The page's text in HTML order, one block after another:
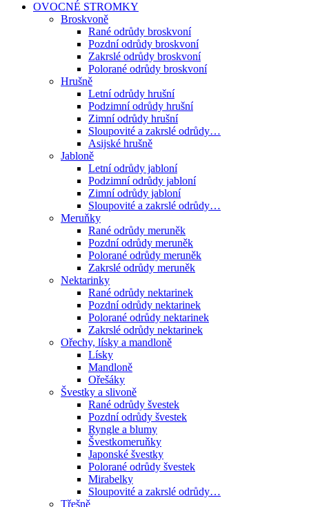
OVOCNÉ STROMKY
Broskvoně
Rané odrůdy broskvoní
Pozdní odrůdy broskvoní
Zakrslé odrůdy broskvoní
Polorané odrůdy broskvoní
Hrušně
Letní odrůdy hrušní
Podzimní odrůdy hrušní
Zimní odrůdy hrušní
Sloupovité a zakrslé odrůdy…
Asijské hrušně
Jabloně
Letní odrůdy jabloní
Podzimní odrůdy jabloní
Zimní odrůdy jabloní
Sloupovité a zakrslé odrůdy…
Meruňky
Rané odrůdy meruněk
Pozdní odrůdy meruněk
Polorané odrůdy meruněk
Zakrslé odrůdy meruněk
Nektarinky
Rané odrůdy nektarinek
Pozdní odrůdy nektarinek
Polorané odrůdy nektarinek
Zakrslé odrůdy nektarinek
Ořechy, lísky a mandloně
Lísky
Mandloně
Ořešáky
Švestky a slivoně
Rané odrůdy švestek
Pozdní odrůdy švestek
Ryngle a blumy
Švestkomeruňky
Japonské švestky
Polorané odrůdy švestek
Mirabelky
Sloupovité a zakrslé odrůdy…
Třešně